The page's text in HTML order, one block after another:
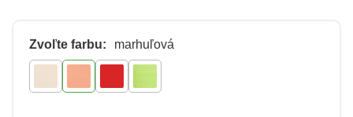
Zvoľte farbu: marhuľová